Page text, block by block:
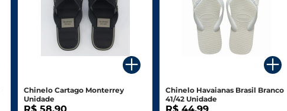
Chinelo Cartago Monterrey
Unidade
Chinelo Havaianas Brasil Branco
41/42 Unidade